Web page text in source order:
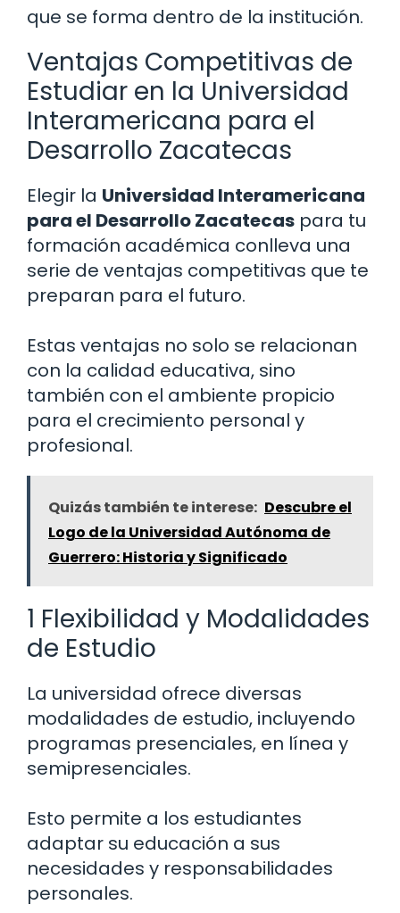
que se forma dentro de la institución.
Ventajas Competitivas de
Estudiar en la Universidad
Interamericana para el
Desarrollo Zacatecas
Elegir la Universidad Interamericana
para el Desarrollo Zacatecas para tu
formación académica conlleva una
serie de ventajas competitivas que te
preparan para el futuro.
Estas ventajas no solo se relacionan
con la calidad educativa, sino
también con el ambiente propicio
para el crecimiento personal y
profesional.
Quizás también te interese: Descubre el
Logo de la Universidad Autónoma de
Guerrero: Historia y Significado
1 Flexibilidad y Modalidades
de Estudio
La universidad ofrece diversas
modalidades de estudio, incluyendo
programas presenciales, en línea y
semipresenciales.
Esto permite a los estudiantes
adaptar su educación a sus
necesidades y responsabilidades
personales.